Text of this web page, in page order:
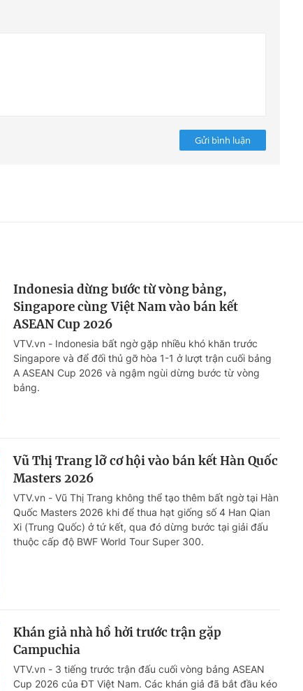
Gửi bình luận
Indonesia dừng bước từ vòng bảng,
Singapore cùng Việt Nam vào bán kết
ASEAN Cup 2026
VTV.vn - Indonesia bất ngờ gặp nhiều khó khăn trước
Singapore và để đối thủ gỡ hòa 1-1 ở lượt trận cuối bảng
A ASEAN Cup 2026 và ngậm ngùi dừng bước từ vòng
bảng.
Vũ Thị Trang lỡ cơ hội vào bán kết Hàn Quốc
Masters 2026
VTV.vn - Vũ Thị Trang không thể tạo thêm bất ngờ tại Hàn
Quốc Masters 2026 khi để thua hạt giống số 4 Han Qian
Xi (Trung Quốc) ở tứ kết, qua đó dừng bước tại giải đấu
thuộc cấp độ BWF World Tour Super 300.
Khán giả nhà hồ hởi trước trận gặp
Campuchia
VTV.vn - 3 tiếng trước trận đấu cuối vòng bảng ASEAN
Cup 2026 của ĐT Việt Nam. Các khán giả đã bắt đầu kéo